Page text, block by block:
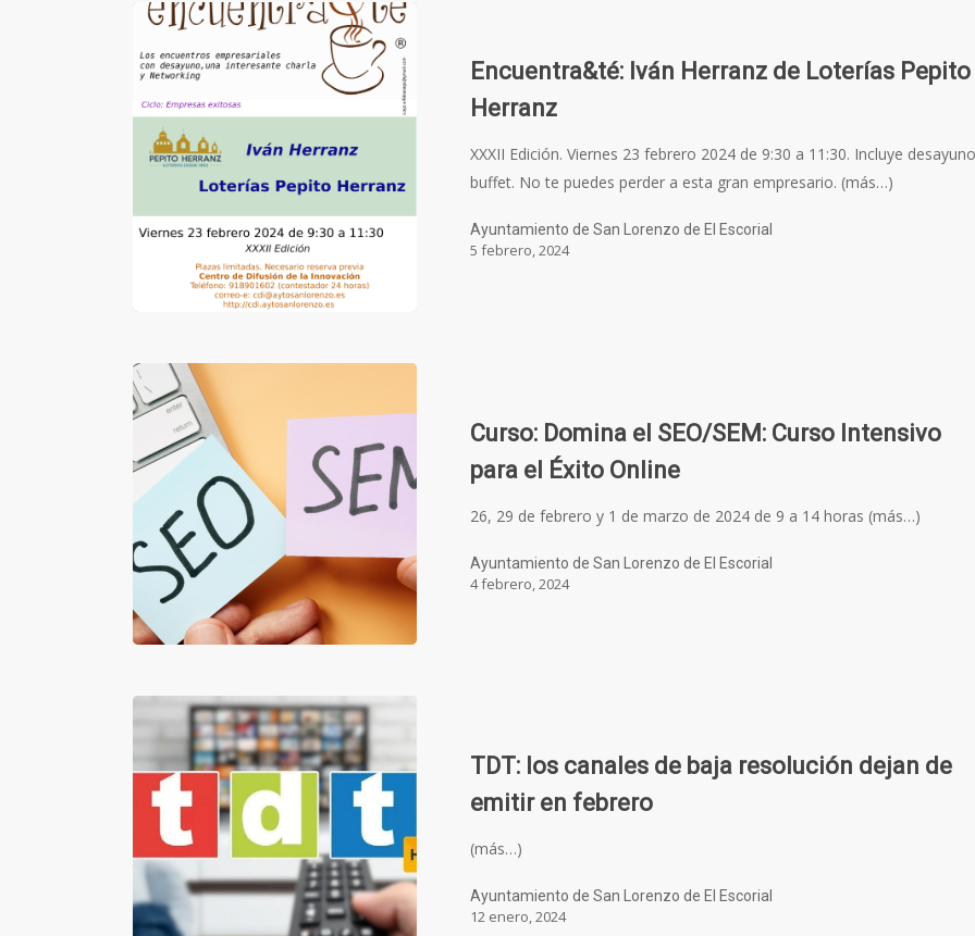
Encuentra&té: Iván Herranz de Loterías Pepito
Herranz
XXXII Edición. Viernes 23 febrero 2024 de 9:30 a 11:30. Incluye
buffet. No te puedes perder a esta gran empresario. (más…)
Ayuntamiento de San Lorenzo de El Escorial
5 febrero, 2024
Curso: Domina el SEO/SEM: Curso Intensivo
para el Éxito Online
26, 29 de febrero y 1 de marzo de 2024 de 9 a 14 horas (más…)
Ayuntamiento de San Lorenzo de El Escorial
4 febrero, 2024
TDT: los canales de baja resolución dejan de
emitir en febrero
(más…)
Ayuntamiento de San Lorenzo de El Escorial
12 enero, 2024